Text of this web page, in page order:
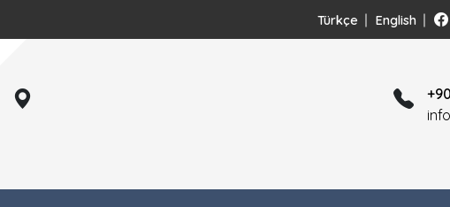
Türkçe English